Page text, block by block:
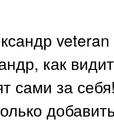
как
сами за